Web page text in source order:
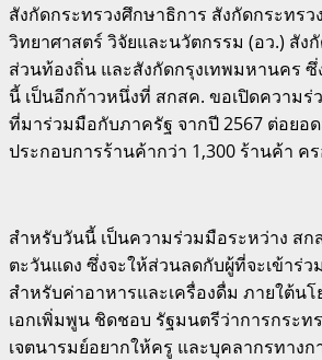
สังกัดกระทรวงศึกษาธิการ สังกัดกระทร
วิทยาศาสตร์ วิจัยและนวัตกรรม (อว.) สัง
ส่วนท้องถิ่น และสังกัดกรุงเทพมหานคร
นี้ เป็นอีกก้าวหนึ่งที่ สกสค. ขอเปิดความ
ที่มาร่วมมือกับภาครัฐ จากปี 2567 ต่อยอ
ประกอบการร้านค้ากว่า 1,300 ร้านค้า ค
สำหรับวันนี้ เป็นความร่วมมือระหว่าง สก
ตะวันแดง ซึ่งจะให้ส่วนลดกับผู้ที่จะเข้าร่ว
สำหรับค่าอาหารและเครื่องดื่ม ภายใต้น
เอกเพิ่มพูน ชิดชอบ รัฐมนตรีว่าการกระท
เจตนารมย์อยากให้ครู และบุคลากรทาง